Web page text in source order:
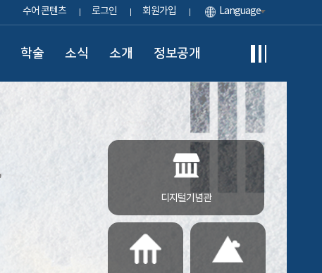
수어 콘텐츠 로그인 회원가입 Language
학술 소식 소개 정보공개
디지털기념관